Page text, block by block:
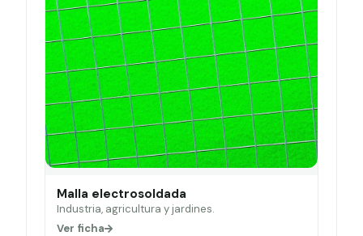
Malla electrosoldada
Industria, agricultura y jardines.
Ver ficha